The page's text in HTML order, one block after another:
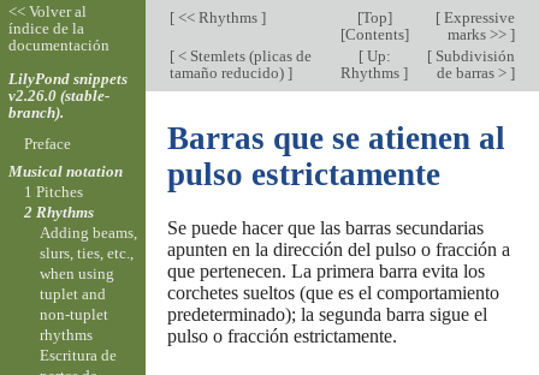
[<< Rhythms ] [Top]
[Contents]
[Expressive
marks >> ]
[< Stemlets (plicas de
tamaño reducido) ]
[Up:
Rhythms]
[Subdivisión
de barras > ]
Barras que se atienen al
pulso estrictamente
Se puede hacer que las barras secundarias
apunten en la dirección del pulso o fracción a
que pertenecen. La primera barra evita los
corchetes sueltos (que es el comportamiento
predeterminado); la segunda barra sigue el
pulso o fracción estrictamente.
<< Volver al
índice de la
documentación
LilyPond snippets
v2.26.0 (stable-
branch).
Preface
Musical notation
1 Pitches
2 Rhythms
Adding beams,
slurs, ties, etc.,
when using
tuplet and
non-tuplet
rhythms
Escritura de